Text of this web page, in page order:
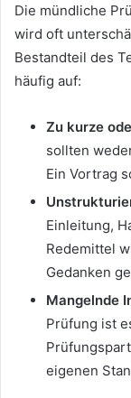
Die mündliche
wird oft
Bestandteil des
häufig auf:
Zu kurze
sollten
Ein Vortrag
Einleitung,
Redemittel
Gedanken
Mangelnde
Prüfung ist
eigenen